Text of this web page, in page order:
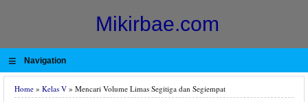
Mikirbae.com
≡ Navigation
Home » Kelas V » Mencari Volume Limas Segitiga dan Segiempat